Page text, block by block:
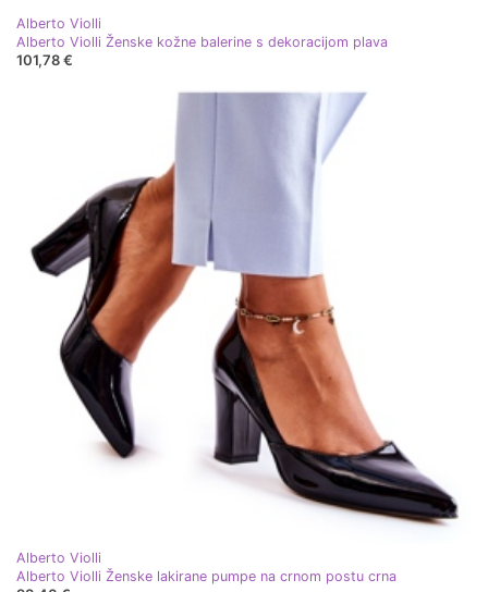
Alberto Violli
Alberto Violli Ženske kožne balerine s dekoracijom plava
101,78 €
Alberto Violli
Alberto Violli Ženske lakirane pumpe na crnom postu crna